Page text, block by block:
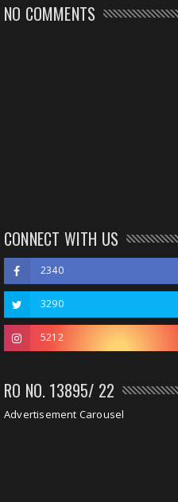
NO COMMENTS
CONNECT WITH US
2340
3290
5212
RO NO. 13895/ 22
Advertisement Carousel